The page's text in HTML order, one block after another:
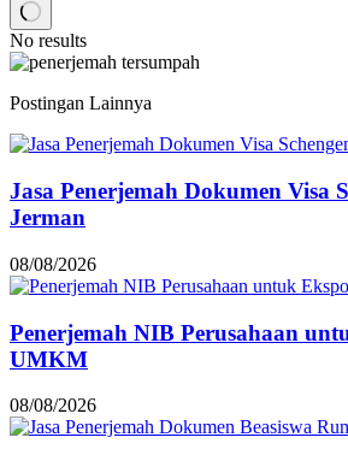
No results
Postingan Lainnya
Jasa Penerjemah Dokumen Visa
Jerman
08/08/2026
Penerjemah NIB Perusahaan
UMKM
08/08/2026